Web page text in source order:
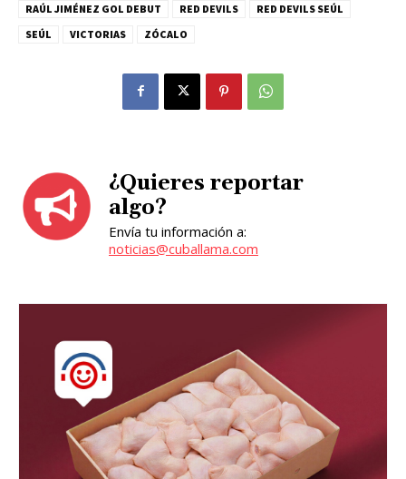
RAÚL JIMÉNEZ GOL DEBUT
RED DEVILS
RED DEVILS SEÚL
SEÚL
VICTORIAS ZÓCALO
¿Quieres reportar
algo?
Envía tu información a:
noticias@cuballama.com